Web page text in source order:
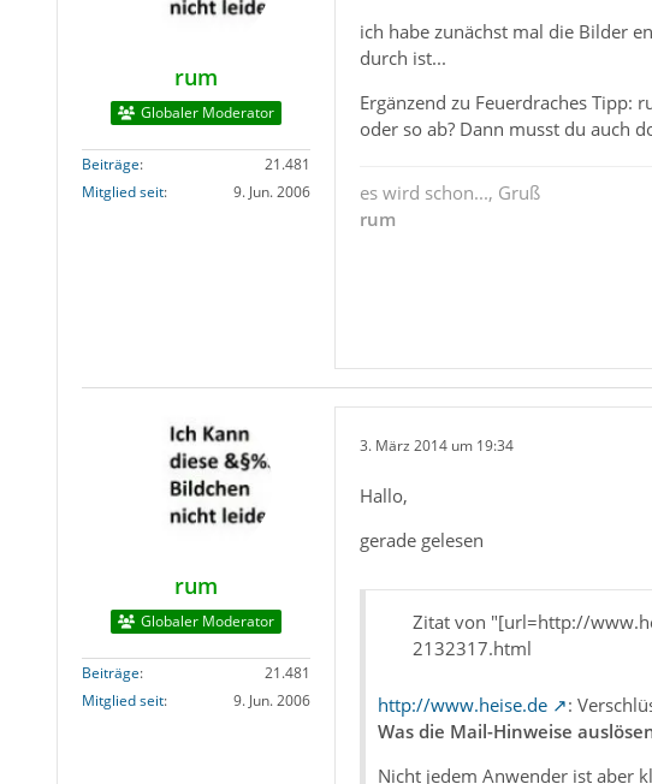
rum
Globaler Moderator
Beiträge
21.481
Mitglied seit
9. Jun. 2006
ich habe zunächst mal die Bilder
durch ist...
Ergänzend zu Feuerdraches Tipp:
oder so ab? Dann musst du auch
es wird schon..., Gruß
rum
rum
Globaler Moderator
Beiträge
21.481
Mitglied seit
9. Jun. 2006
3. März 2014 um 19:34
Hallo,
gerade gelesen
Zitat von "[url=http://
2132317.html
http://www.heise.de
:
Was die Mail-Hinweise
Nicht jedem Anwender ist aber